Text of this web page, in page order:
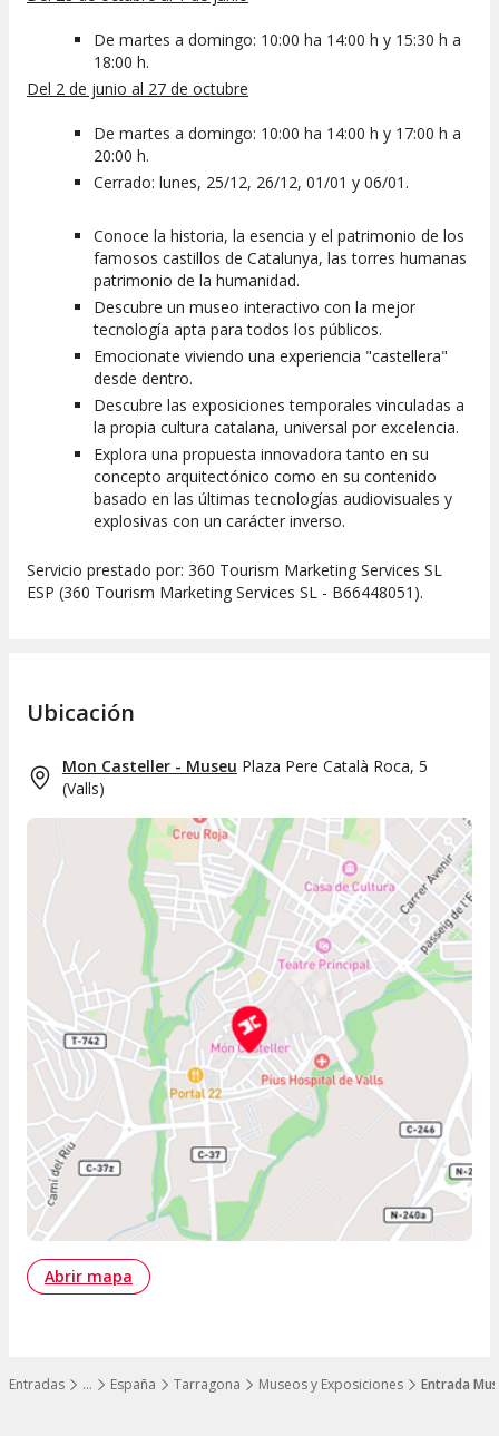
…
Mostrar todos los niveles
Entradas España Tarragona Museos y Exposiciones Entrada
De martes a domingo: 10:00 ha 14:00 h y 15:30 h a
18:00 h.
Del 2 de junio al 27 de octubre
De martes a domingo: 10:00 ha 14:00 h y 17:00 h a
20:00 h.
Cerrado: lunes, 25/12, 26/12, 01/01 y 06/01.
Conoce la historia, la esencia y el patrimonio de los
famosos castillos de Catalunya, las torres humanas
patrimonio de la humanidad.
Descubre un museo interactivo con la mejor
tecnología apta para todos los públicos.
Emocionate viviendo una experiencia "castellera"
desde dentro.
Descubre las exposiciones temporales vinculadas a
la propia cultura catalana, universal por excelencia.
Explora una propuesta innovadora tanto en su
concepto arquitectónico como en su contenido
basado en las últimas tecnologías audiovisuales y
explosivas con un carácter inverso.
Servicio prestado por: 360 Tourism Marketing Services SL
ESP (360 Tourism Marketing Services SL - B66448051).
Ubicación
Mon Casteller - Museu Plaza Pere Català Roca, 5
(Valls)
Abrir mapa